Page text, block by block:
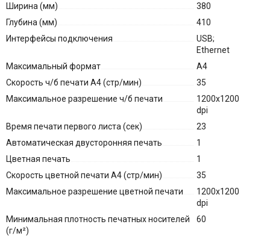
Ширина (мм)
380
Глубина (мм)
410
Интерфейсы подключения
USB;
Ethernet
Максимальный формат
A4
Скорость ч/б печати A4 (стр/мин)
35
Максимальное разрешение ч/б печати
1200x1200
dpi
Время печати первого листа (сек)
23
Автоматическая двусторонняя печать
1
Цветная печать
1
Скорость цветной печати A4 (стр/мин)
35
Максимальное разрешение цветной печати
1200x1200
dpi
Минимальная плотность печатных носителей
(г/м²)
60